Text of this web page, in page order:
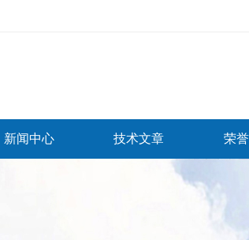
新闻中心 技术文章 荣